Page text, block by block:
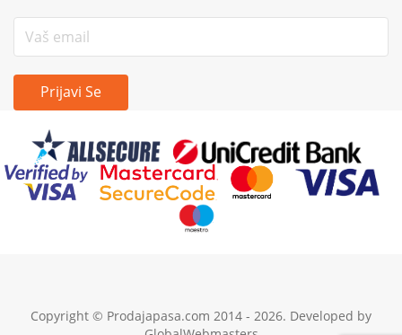
Prijavi Se
Copyright © Prodajapasa.com 2014 - 2026. Developed by